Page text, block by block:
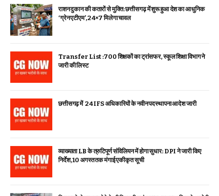
राशन दुकान की कतारों से मुक्ति: छत्तीसगढ़ में शुरू हुआ देश का आधुनिक
‘ग्रेन एटीएम’, 24×7 मिलेगा चावल
Transfer List :700 शिक्षकों का ट्रांसफर, स्कूल शिक्षा विभाग ने
जारी की लिस्ट
छत्तीसगढ़ में 24 IFS अधिकारियों के नवीन पदस्थापना आदेश जारी
व्याख्याता LB के त्रुटिपूर्ण संविलियन में होगा सुधार: DPI ने जारी किए
निर्देश, 10 अगस्त तक मंगाई एकीकृत सूची